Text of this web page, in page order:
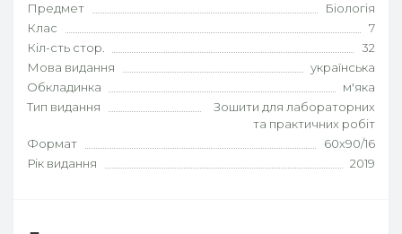
Предмет
Біологія
Клас
7
Кіл-сть стор.
32
Мова видання
українська
Обкладинка
м'яка
Тип видання
Зошити для лабораторних
та практичних робіт
Формат
60х90/16
Рік видання
2019